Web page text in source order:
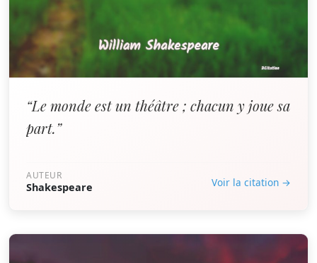
“Le monde est un théâtre ; chacun y joue sa
part.”
AUTEUR
Shakespeare Voir la citation →